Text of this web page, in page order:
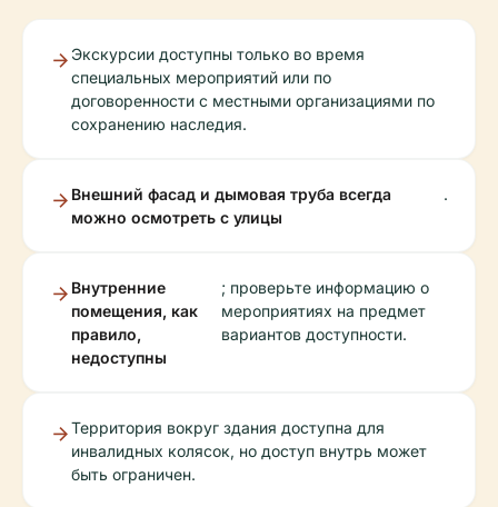
Экскурсии доступны только во время
специальных мероприятий или по
договоренности с местными организациями по
сохранению наследия.
Внешний фасад и дымовая труба всегда
можно осмотреть с улицы
.
Внутренние
помещения, как
правило,
недоступны
; проверьте информацию о
мероприятиях на предмет
вариантов доступности.
Территория вокруг здания доступна для
инвалидных колясок, но доступ внутрь может
быть ограничен.